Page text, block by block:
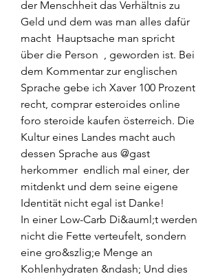
der Menschheit das Verhältnis zu
Geld und dem was man alles dafür
macht  Hauptsache man spricht
über die Person  , geworden ist. Bei
dem Kommentar zur englischen
Sprache gebe ich Xaver 100 Prozent
recht, comprar esteroides online
foro steroide kaufen österreich. Die
Kultur eines Landes macht auch
dessen Sprache aus @gast
herkommer  endlich mal einer, der
mitdenkt und dem seine eigene
Identität nicht egal ist Danke!
In einer Low-Carb Di&auml;t werden
nicht die Fette verteufelt, sondern
eine gro&szlig;e Menge an
Kohlenhydraten &ndash; Und dies